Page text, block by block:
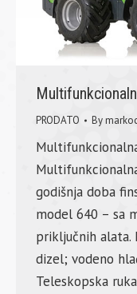
PRODATO By
godišnja doba
model 640 – sa
priključnih alata.
dizel; vodeno
Teleskopska